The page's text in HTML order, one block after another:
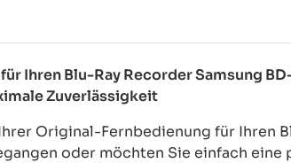
Ihren Blu-Ray Recorder Samsung
Zuverlässigkeit
Original-Fernbedienung für Ihren
oder möchten Sie einfach